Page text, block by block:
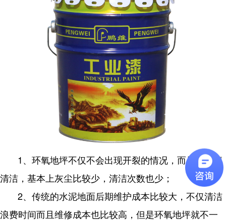
1、环氧地坪不仅不会出现开裂的情况，而且还方便
清洁，基本上灰尘比较少，清洁次数也少；
2、传统的水泥地面后期维护成本比较大，不仅清洁
浪费时间而且维修成本也比较高，但是环氧地坪就不一